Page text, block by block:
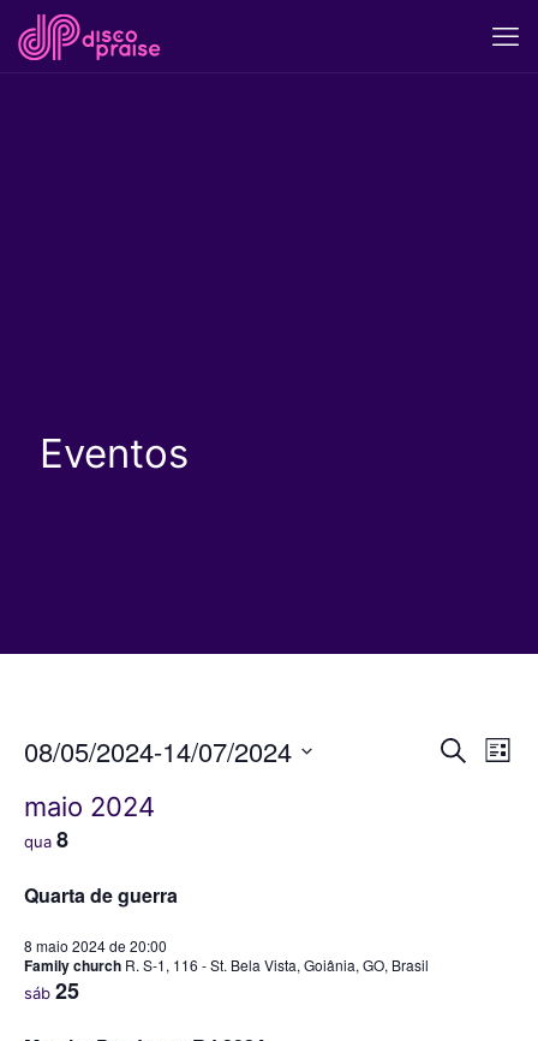
Eventos
ProcurarLista
08/05/2024-14/07/2024
a
maio 2024
qua 8
Quarta de guerra
8 maio 2024 de 20:00
Family church R. S-1, 116 - St. Bela Vista, Goiânia, GO, Brasil
sáb 25